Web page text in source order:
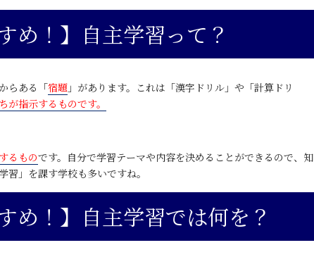
め！】自主学習って？
らある 「宿題 」 があります。これは「漢字ドリル」や「計算ドリ
が指示するものです。
るものです。自分で学習テーマや内容を決めることができるので、知
」を課す学校も多いですね。
め！】自主学習では何を？